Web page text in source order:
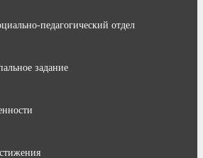
педагогический отдел
задание